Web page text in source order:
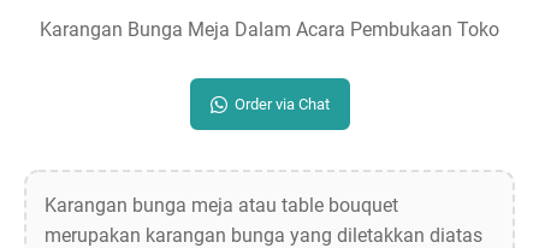
Karangan Bunga Meja Dalam Acara Pembukaan Toko
Order via Chat
Karangan bunga meja atau table bouquet
merupakan karangan bunga yang diletakkan diatas